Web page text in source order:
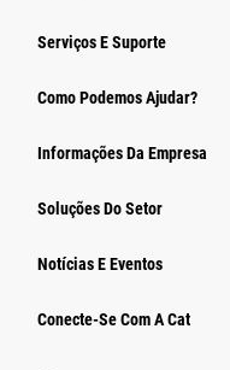
Serviços E Suporte
Como Podemos Ajudar?
Informações Da Empresa
Soluções Do Setor
Notícias E Eventos
Conecte-Se Com A Cat